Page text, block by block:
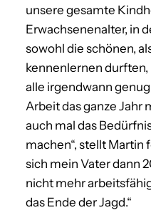
unsere gesamte
Erwachsenenalter, in
sowohl die schönen,
kennenlernen
alle irgendwann
Arbeit das ganze Jahr
auch mal das
machen“, stellt Martin
sich mein Vater dann
nicht mehr
das Ende der Jagd.“